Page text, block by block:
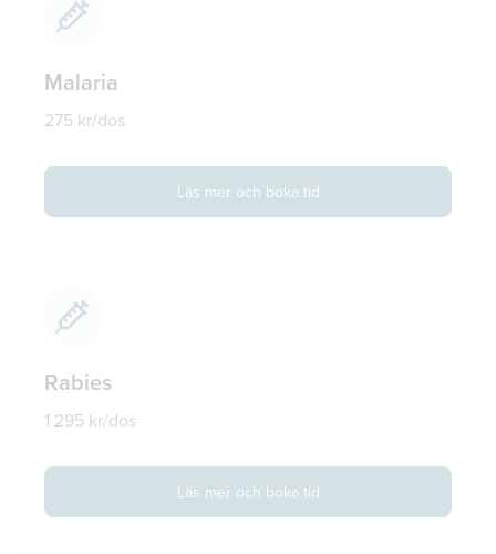
Malaria
275 kr/dos
Läs mer och boka tid
Rabies
1 295 kr/dos
Läs mer och boka tid